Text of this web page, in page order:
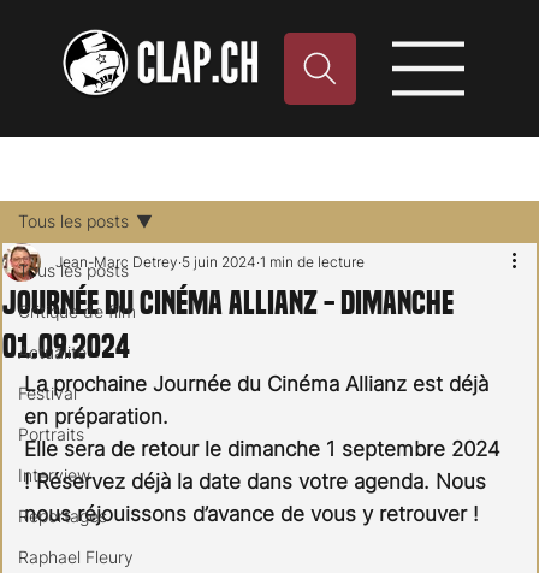
Tous les posts
Critique de film
Actualité
Festival
Portraits
Interview
Reportages
Raphael Fleury
Tous les posts
Journée du Cinéma Allianz - Dimanche
01.09.2024
Jean-Marc Detrey 5 juin 2024 1 min de lecture
La prochaine Journée du Cinéma Allianz est déjà
en préparation.
Elle sera de retour le dimanche 1 septembre 2024
! Réservez déjà la date dans votre agenda. Nous
nous réjouissons d’avance de vous y retrouver !